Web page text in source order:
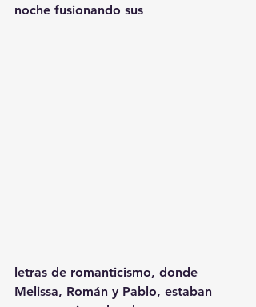
noche fusionando sus
letras de romanticismo, donde
Melissa, Román y Pablo, estaban